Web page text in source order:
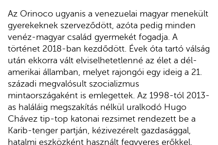
Az Orinoco ugyanis a venezuelai magyar menekült
gyerekeknek szerveződött, azóta pedig minden
venéz-magyar család gyermekét fogadja. A
történet 2018-ban kezdődött. Évek óta tartó válság
után ekkorra vált elviselhetetlenné az élet a dél-
amerikai államban, melyet rajongói egy ideig a 21.
századi megvalósult szocializmus
mintaországaként is emlegettek. Az 1998-tól 2013-
as haláláig megszakítás nélkül uralkodó Hugo
Chávez tip-top katonai rezsimet rendezett be a
Karib-tenger partján, kézivezérelt gazdasággal,
hatalmi eszközként használt fegyveres erőkkel,